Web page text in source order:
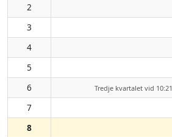
2
3
4
5
6
Tredje kvartalet vid 10:21
7
8